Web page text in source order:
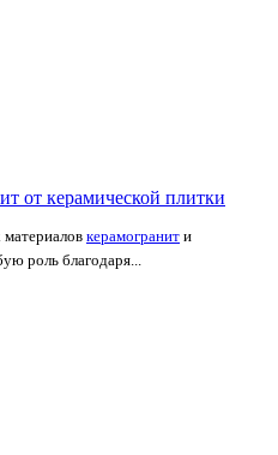
от керамической плитки
керамогранит и
роль благодаря...